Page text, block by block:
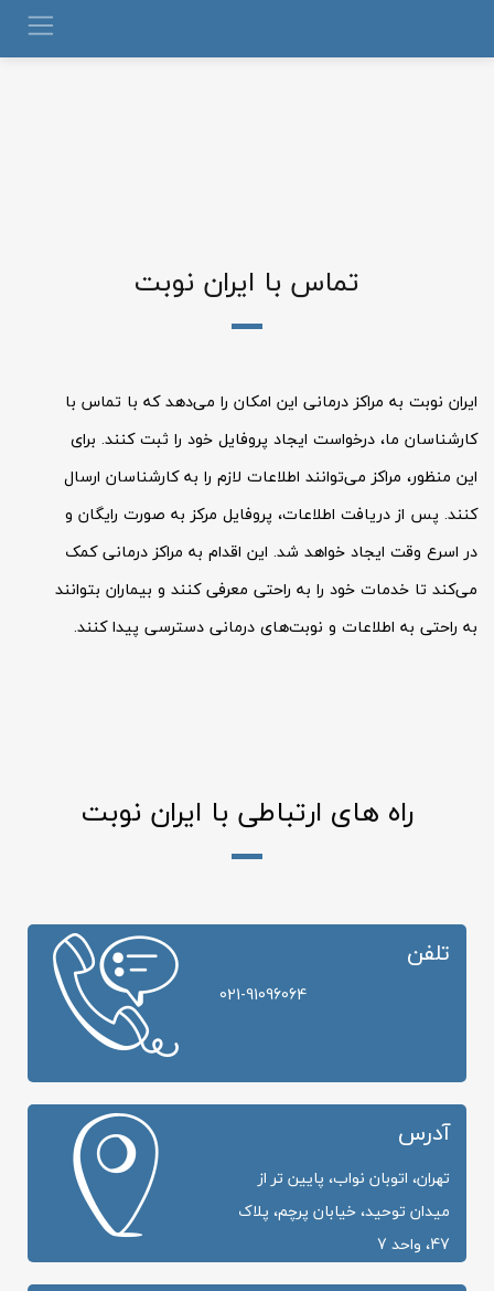
تماس با ایران نوبت
ایران نوبت به مراکز درمانی این امکان را می‌دهد که با تماس با
کارشناسان ما، درخواست ایجاد پروفایل خود را ثبت کنند. برای
این منظور، مراکز می‌توانند اطلاعات لازم را به کارشناسان ارسال
کنند. پس از دریافت اطلاعات، پروفایل مرکز به صورت رایگان و
در اسرع وقت ایجاد خواهد شد. این اقدام به مراکز درمانی کمک
می‌کند تا خدمات خود را به راحتی معرفی کنند و بیماران بتوانند
به راحتی به اطلاعات و نوبت‌های درمانی دسترسی پیدا کنند.
راه های ارتباطی با ایران نوبت
آدرس
تهران، اتوبان نواب، پایین تر از
میدان توحید، خیابان پرچم، پلاک
47، واحد 7
تلفن
021-91096064